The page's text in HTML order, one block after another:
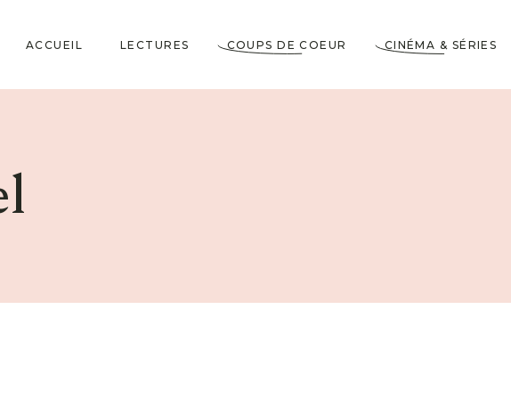
ACCUEIL LECTURES COUPS DE COEUR CINÉMA & SÉRIES